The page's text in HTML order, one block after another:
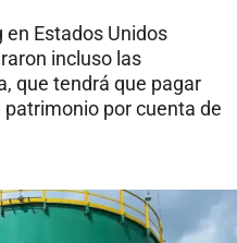
Estados Unidos
incluso las
que tendrá que pagar
por cuenta de